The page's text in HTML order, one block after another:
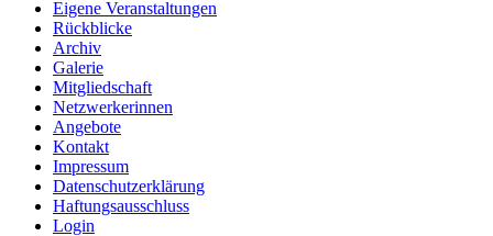
Eigene Veranstaltungen
Rückblicke
Archiv
Galerie
Mitgliedschaft
Netzwerkerinnen
Angebote
Kontakt
Impressum
Datenschutzerklärung
Haftungsausschluss
Login